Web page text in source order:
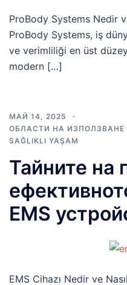
ProBody Systems Nedir
ProBody Systems, iş
ve verimliliği en üst
modern […]
МАЙ 14, 2025
ОБЛАСТИ НА ИЗПОЛЗВАНЕ
SAĞLIKLI YAŞAM
Тайните на
EMS
EMS Cihazı Nedir ve